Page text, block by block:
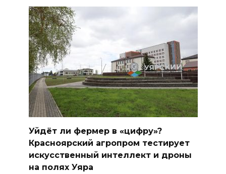
Уйдёт ли фермер в «цифру»?
Красноярский агропром тестирует
искусственный интеллект и дроны
на полях Уяра